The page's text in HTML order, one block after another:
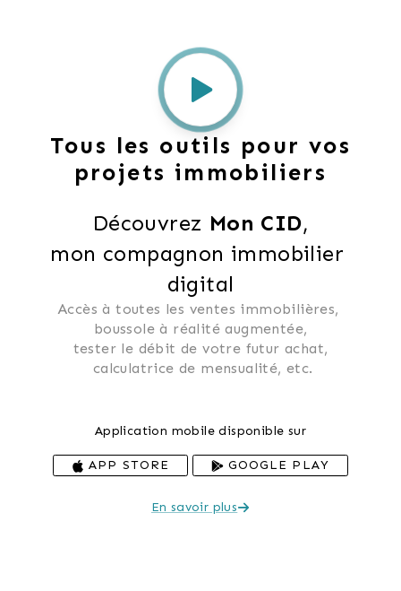
Tous les outils pour vos
projets immobiliers
Découvrez Mon CID,
mon compagnon immobilier
digital
Accès à toutes les ventes immobilières,
boussole à réalité augmentée,
tester le débit de votre futur achat,
calculatrice de mensualité, etc.
Application mobile disponible sur
APP STORE GOOGLE PLAY
En savoir plus